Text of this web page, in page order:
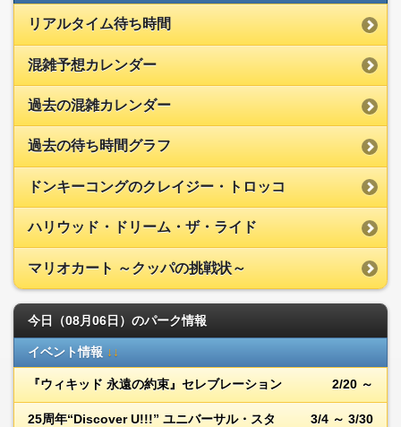
リアルタイム待ち時間
混雑予想カレンダー
過去の混雑カレンダー
過去の待ち時間グラフ
ドンキーコングのクレイジー・トロッコ
ハリウッド・ドリーム・ザ・ライド
マリオカート ～クッパの挑戦状～
今日（08月06日）のパーク情報
イベント情報 ↓↓
『ウィキッド 永遠の約束』セレブレーション 2/20 ～
25周年“Discover U!!!” ユニバーサル・スタ
3/4 ～ 3/30